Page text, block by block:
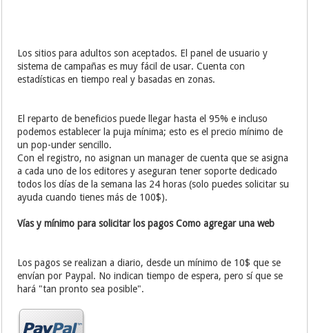
Los sitios para adultos son aceptados. El panel de usuario y
sistema de campañas es muy fácil de usar. Cuenta con
estadísticas en tiempo real y basadas en zonas.
El reparto de beneficios puede llegar hasta el 95% e incluso
podemos establecer la puja mínima; esto es el precio mínimo de
un pop-under sencillo.
Con el registro, no asignan un manager de cuenta que se asigna
a cada uno de los editores y aseguran tener soporte dedicado
todos los días de la semana las 24 horas (solo puedes solicitar su
ayuda cuando tienes más de 100$).
Vías y mínimo para solicitar los pagos Como agregar una web
Los pagos se realizan a diario, desde un mínimo de 10$ que se
envían por Paypal. No indican tiempo de espera, pero sí que se
hará "tan pronto sea posible".